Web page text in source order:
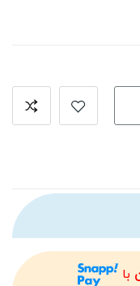
با